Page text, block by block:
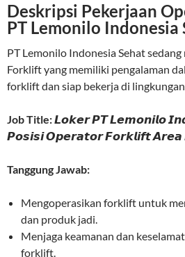
Deskripsi Pekerjaan
PT Lemonilo Indonesia
PT Lemonilo Indonesia Sehat
Forklift yang memiliki pengalaman
forklift dan siap bekerja di
Job Title:𝙇𝙤𝙠𝙚𝙧 𝙋𝙏 𝙇𝙚𝙢𝙤𝙣𝙞𝙡𝙤
𝙋𝙤𝙨𝙞𝙨𝙞 𝙊𝙥𝙚𝙧𝙖𝙩𝙤𝙧 𝙁𝙤𝙧𝙠𝙡𝙞𝙛𝙩
Tanggung Jawab:
Mengoperasikan forklift untuk
dan produk jadi.
Menjaga keamanan dan
forklift.